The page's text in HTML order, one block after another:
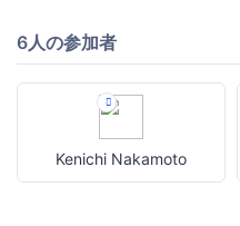
6人の参加者
Kenichi Nakamoto